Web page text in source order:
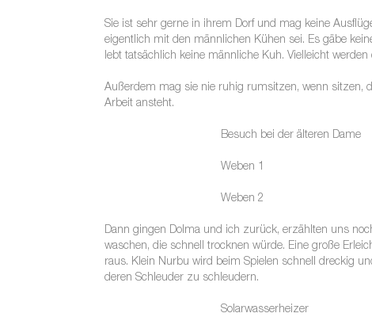
Sie ist sehr gerne in ihrem Dorf und mag keine
eigentlich mit den männlichen Kühen sei. Es gäbe
lebt tatsächlich keine männliche Kuh. Vielleicht
Außerdem mag sie nie ruhig rumsitzen, wenn sitzen,
Arbeit ansteht.
Besuch bei der älteren Dame
Weben 1
Weben 2
Dann gingen Dolma und ich zurück, erzählten uns
waschen, die schnell trocknen würde. Eine große
raus. Klein Nurbu wird beim Spielen schnell dreckig
deren Schleuder zu schleudern.
Solarwasserheizer